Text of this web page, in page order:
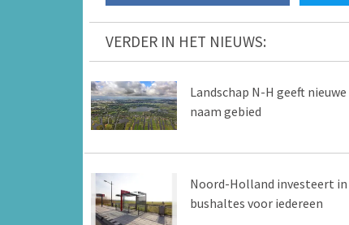
VERDER IN HET NIEUWS:
Landschap N-H geeft nieuwe
naam gebied
Noord-Holland investeert in
bushaltes voor iedereen